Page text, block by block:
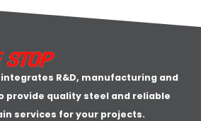
R&D, manufacturing and
provide quality steel and reliable
services for your projects.